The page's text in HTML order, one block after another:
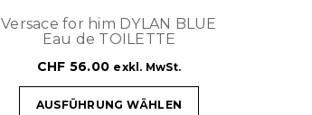
Versace for him DYLAN BLUE
Eau de TOILETTE
CHF 56.00 exkl. MwSt.
AUSFÜHRUNG WÄHLEN